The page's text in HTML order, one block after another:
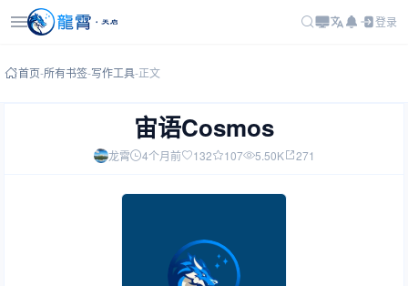
登录
首页-所有书签-写作工具-正文
宙语Cosmos
龙霄 4个月前 132 107 5.50K 271